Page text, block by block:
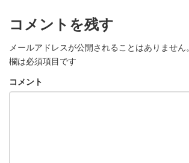
コメントを残す
メールアドレスが公開されることはありません。
欄は必須項目です
コメント